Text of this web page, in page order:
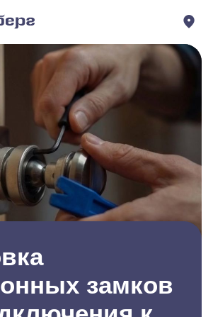
замков